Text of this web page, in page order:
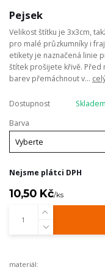
Pejsek
Velikost štítku je 3x3cm,
pro malé průzkumníky i
etikety je naznačená linie
štítek prošijete křivě. Před
barev přemáchnout v...
Dostupnost
Barva
Nejsme plátci DPH
10,50 Kč/ks
materiál: